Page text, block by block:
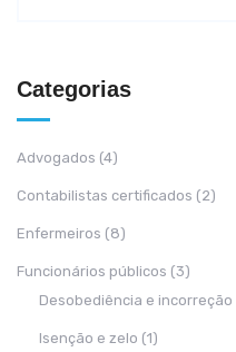
Categorias
Advogados (4)
Contabilistas certificados (2)
Enfermeiros (8)
Funcionários públicos (3)
Desobediência e incorreção
Isenção e zelo (1)